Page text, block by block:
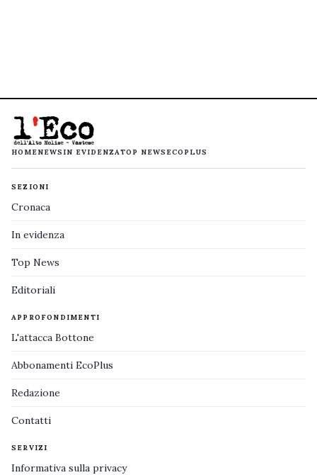
HOMENEWS IN EVIDENZATOP NEWS ECOPLUS
SEZIONI
Cronaca
In evidenza
Top News
Editoriali
APPROFONDIMENTI
L'attacca Bottone
Abbonamenti EcoPlus
Redazione
Contatti
SERVIZI
Informativa sulla privacy